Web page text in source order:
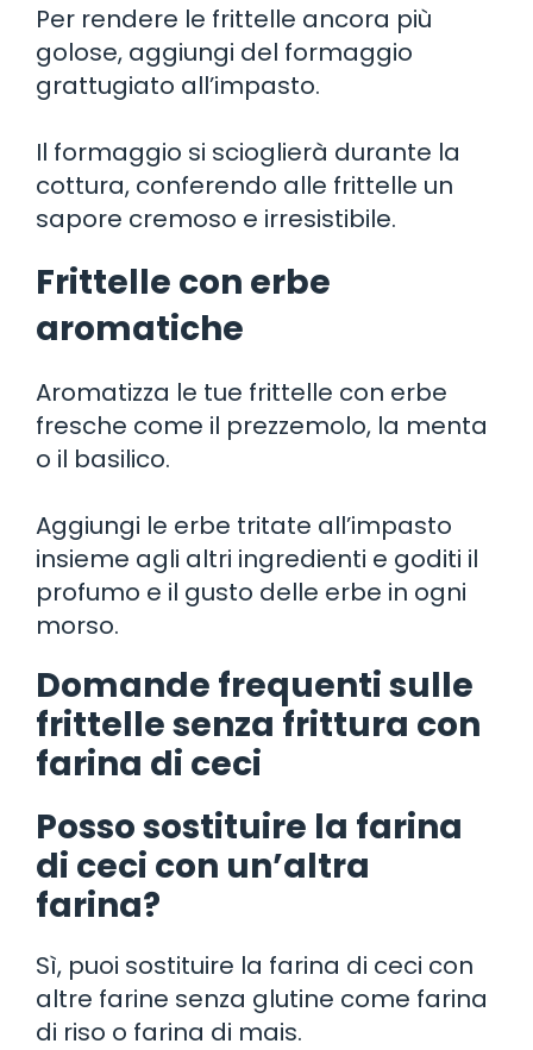
Per rendere le frittelle ancora più
golose, aggiungi del formaggio
grattugiato all’impasto.
Il formaggio si scioglierà durante la
cottura, conferendo alle frittelle un
sapore cremoso e irresistibile.
Frittelle con erbe
aromatiche
Aromatizza le tue frittelle con erbe
fresche come il prezzemolo, la menta
o il basilico.
Aggiungi le erbe tritate all’impasto
insieme agli altri ingredienti e goditi il
profumo e il gusto delle erbe in ogni
morso.
Domande frequenti sulle
frittelle senza frittura con
farina di ceci
Posso sostituire la farina
di ceci con un’altra
farina?
Sì, puoi sostituire la farina di ceci con
altre farine senza glutine come farina
di riso o farina di mais.